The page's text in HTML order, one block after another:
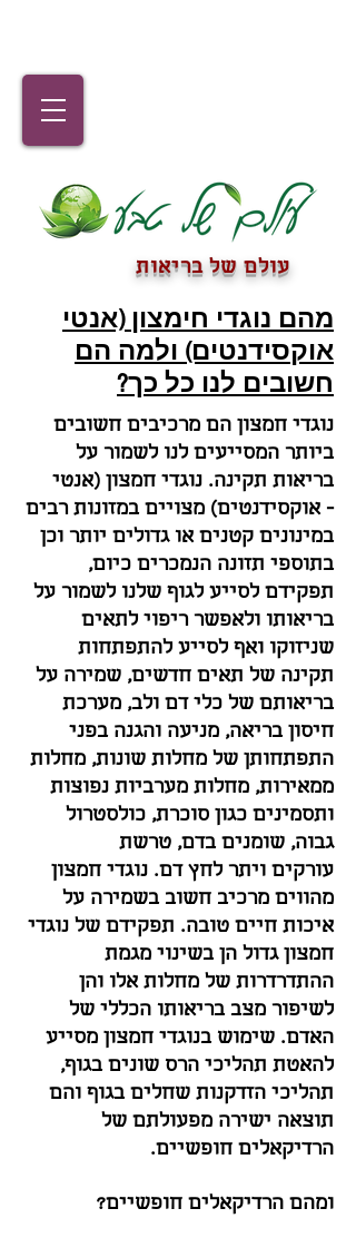
עולם של בריאות
מהם נוגדי חימצון (אנטי
אוקסידנטים) ולמה הם
חשובים לנו כל כך?
נוגדי חמצון הם מרכיבים חשובים
ביותר המסייעים לנו לשמור על
בריאות תקינה. נוגדי חמצון (אנטי
- אוקסידנטים) מצויים במזונות רבים
במינונים קטנים או גדולים יותר וכן
בתוספי תזונה הנמכרים כיום,
תפקידם לסייע לגוף שלנו לשמור על
בריאותו ולאפשר ריפוי לתאים
שניזוקו ואף לסייע להתפתחות
תקינה של תאים חדשים, שמירה על
בריאותם של כלי דם ולב, מערכת
חיסון בריאה, מניעה והגנה בפני
התפתחותן של מחלות שונות, מחלות
ממאירות, מחלות מערביות נפוצות
ותסמינים כגון סוכרת, כולסטרול
גבוה, שומנים בדם, טרשת
עורקים ויתר לחץ דם. נוגדי חמצון
מהווים מרכיב חשוב בשמירה על
איכות חיים טובה. תפקידם של נוגדי
חמצון גדול הן בשינוי מגמת
ההתדרדרות של מחלות אלו והן
לשיפור מצב בריאותו הכללי של
האדם. שימוש בנוגדי חמצון מסייע
להאטת תהליכי הרס שונים בגוף,
תהליכי הזדקנות שחלים בגוף והם
תוצאה ישירה מפעולתם של
הרדיקאלים חופשיים.
ומהם הרדיקאלים חופשיים?